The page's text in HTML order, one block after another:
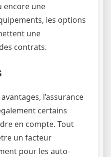
encore une
les options
une
contrats.
l’assurance
certains
en compte. Tout
un facteur
pour les auto-